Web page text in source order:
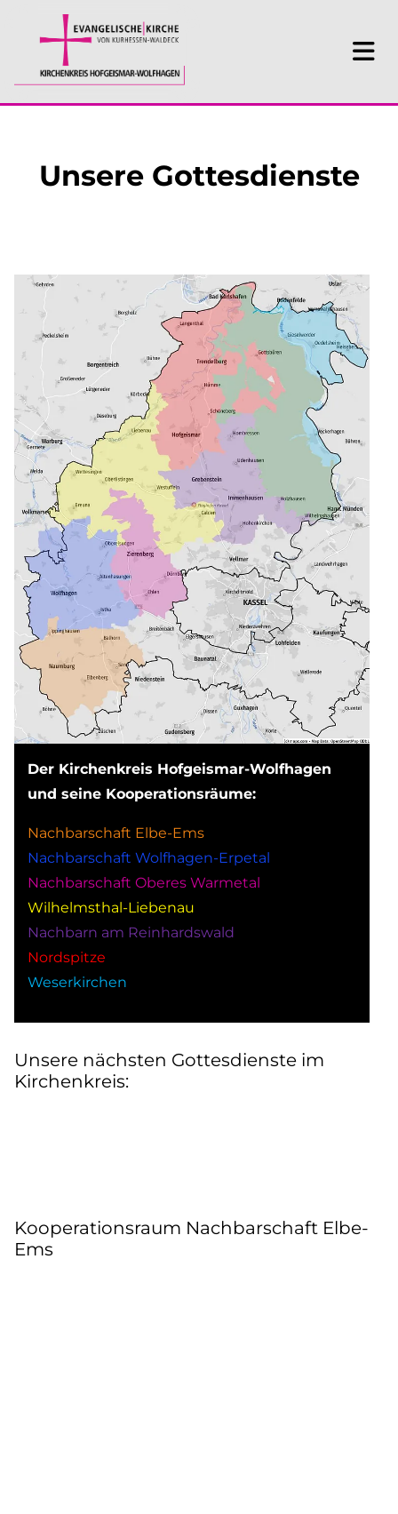
Unsere Gottesdienste
Der Kirchenkreis Hofgeismar-Wolfhagen
und seine Kooperationsräume:
Nachbarschaft Elbe-Ems
Nachbarschaft Wolfhagen-Erpetal
Nachbarschaft Oberes Warmetal
Wilhelmsthal-Liebenau
Nachbarn am Reinhardswald
Nordspitze
Weserkirchen
Unsere nächsten Gottesdienste im
Kirchenkreis:
Kooperationsraum Nachbarschaft Elbe-
Ems